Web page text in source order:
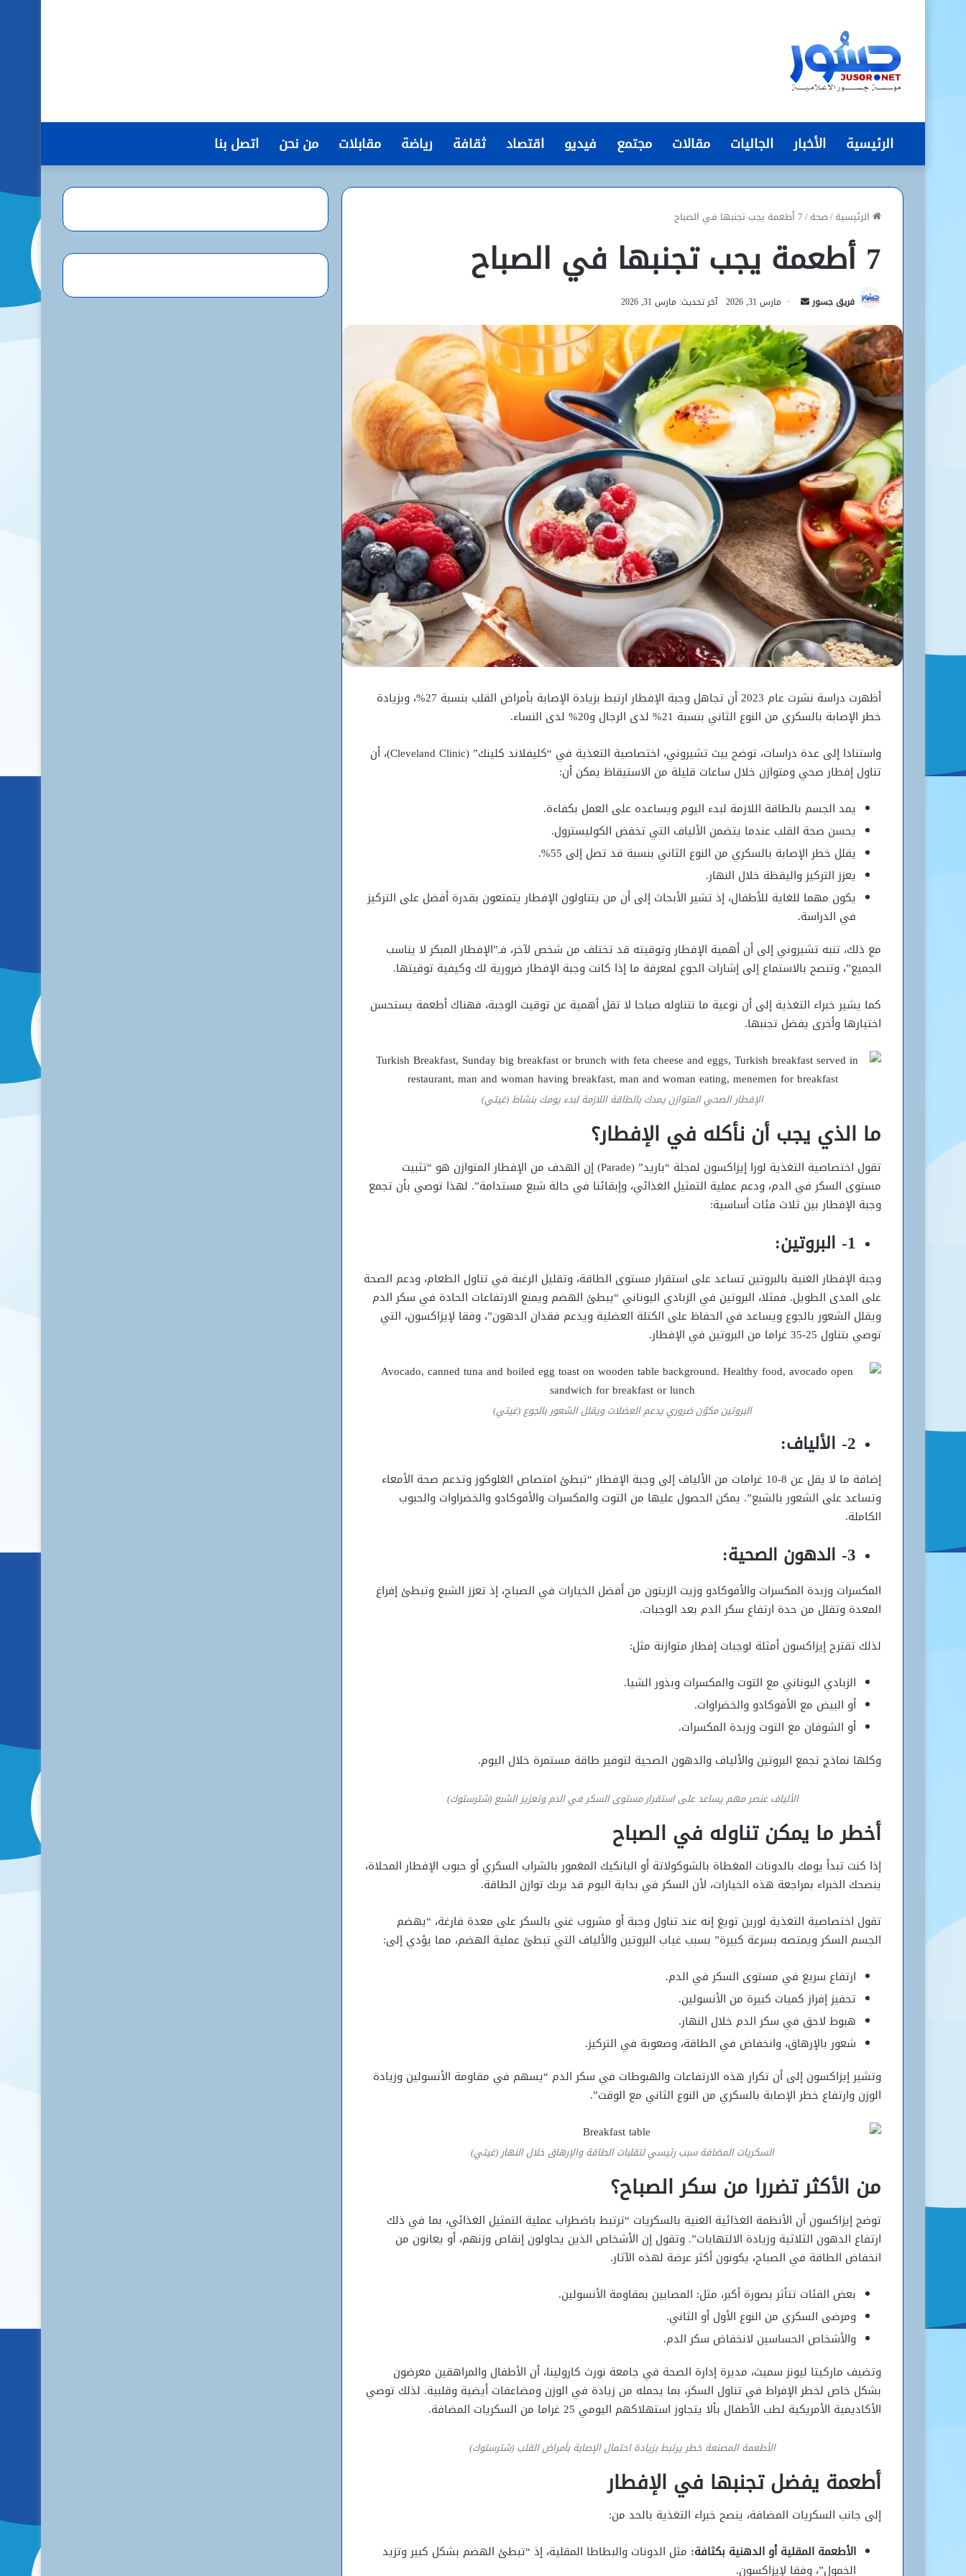
الرئيسية الأخبار الجاليات مقالات مجتمع فيديو اقتصاد ثقافة رياضة مقابلات من نحن اتصل بنا
الرئيسية/صحة/7 أطعمة يجب تجنبها في الصباح
7 أطعمة يجب تجنبها في الصباح
فريق جسور
أرسل
إلكترونيا
مارس 31, 2026 آخر تحديث: مارس 31, 2026
أظهرت دراسة نشرت عام 2023 أن تجاهل وجبة الإفطار ارتبط بزيادة الإصابة بأمراض القلب بنسبة 27%، وبزيادة
خطر الإصابة بالسكري من النوع الثاني بنسبة 21% لدى الرجال و20% لدى النساء.
واستنادا إلى عدة دراسات، توضح بيث تشيروني، اختصاصية التغذية في “كليفلاند كلينك” (Cleveland Clinic)، أن
تناول إفطار صحي ومتوازن خلال ساعات قليلة من الاستيقاظ يمكن أن:
يمد الجسم بالطاقة اللازمة لبدء اليوم ويساعده على العمل بكفاءة.
يحسن صحة القلب عندما يتضمن الألياف التي تخفض الكوليسترول.
يقلل خطر الإصابة بالسكري من النوع الثاني بنسبة قد تصل إلى 55%.
يعزز التركيز واليقظة خلال النهار.
يكون مهما للغاية للأطفال، إذ تشير الأبحاث إلى أن من يتناولون الإفطار يتمتعون بقدرة أفضل على التركيز
في الدراسة.
مع ذلك، تنبه تشيروني إلى أن أهمية الإفطار وتوقيته قد تختلف من شخص لآخر، فـ”الإفطار المبكر لا يناسب
الجميع”، وتنصح بالاستماع إلى إشارات الجوع لمعرفة ما إذا كانت وجبة الإفطار ضرورية لك وكيفية توقيتها.
كما يشير خبراء التغذية إلى أن نوعية ما نتناوله صباحا لا تقل أهمية عن توقيت الوجبة، فهناك أطعمة يستحسن
اختيارها وأخرى يفضل تجنبها.
الإفطار الصحي المتوازن يمدك بالطاقة اللازمة لبدء يومك بنشاط (غيتي)
ما الذي يجب أن نأكله في الإفطار؟
تقول اختصاصية التغذية لورا إيزاكسون لمجلة “باريد” (Parade) إن الهدف من الإفطار المتوازن هو “تثبيت
مستوى السكر في الدم، ودعم عملية التمثيل الغذائي، وإبقائنا في حالة شبع مستدامة”. لهذا توصي بأن تجمع
وجبة الإفطار بين ثلاث فئات أساسية:
1- البروتين:
وجبة الإفطار الغنية بالبروتين تساعد على استقرار مستوى الطاقة، وتقليل الرغبة في تناول الطعام، ودعم الصحة
على المدى الطويل. فمثلا، البروتين في الزبادي اليوناني “يبطئ الهضم ويمنع الارتفاعات الحادة في سكر الدم
ويقلل الشعور بالجوع ويساعد في الحفاظ على الكتلة العضلية ويدعم فقدان الدهون”، وفقا لإيزاكسون، التي
توصي بتناول 25-35 غراما من البروتين في الإفطار.
البروتين مكوّن ضروري يدعم العضلات ويقلل الشعور بالجوع (غيتي)
2- الألياف:
إضافة ما لا يقل عن 8-10 غرامات من الألياف إلى وجبة الإفطار “تبطئ امتصاص الغلوكوز وتدعم صحة الأمعاء
وتساعد على الشعور بالشبع”. يمكن الحصول عليها من التوت والمكسرات والأفوكادو والخضراوات والحبوب
الكاملة.
3- الدهون الصحية:
المكسرات وزبدة المكسرات والأفوكادو وزيت الزيتون من أفضل الخيارات في الصباح، إذ تعزز الشبع وتبطئ إفراغ
المعدة وتقلل من حدة ارتفاع سكر الدم بعد الوجبات.
لذلك تقترح إيزاكسون أمثلة لوجبات إفطار متوازنة مثل:
الزبادي اليوناني مع التوت والمكسرات وبذور الشيا.
أو البيض مع الأفوكادو والخضراوات.
أو الشوفان مع التوت وزبدة المكسرات.
وكلها نماذج تجمع البروتين والألياف والدهون الصحية لتوفير طاقة مستمرة خلال اليوم.
الألياف عنصر مهم يساعد على استقرار مستوى السكر في الدم وتعزيز الشبع (شترستوك)
أخطر ما يمكن تناوله في الصباح
إذا كنت تبدأ يومك بالدونات المغطاة بالشوكولاتة أو البانكيك المغمور بالشراب السكري أو حبوب الإفطار المحلاة،
ينصحك الخبراء بمراجعة هذه الخيارات، لأن السكر في بداية اليوم قد يربك توازن الطاقة.
تقول اختصاصية التغذية لورين تويغ إنه عند تناول وجبة أو مشروب غني بالسكر على معدة فارغة، “يهضم
الجسم السكر ويمتصه بسرعة كبيرة” بسبب غياب البروتين والألياف التي تبطئ عملية الهضم، مما يؤدي إلى:
ارتفاع سريع في مستوى السكر في الدم.
تحفيز إفراز كميات كبيرة من الأنسولين.
هبوط لاحق في سكر الدم خلال النهار.
شعور بالإرهاق، وانخفاض في الطاقة، وصعوبة في التركيز.
وتشير إيزاكسون إلى أن تكرار هذه الارتفاعات والهبوطات في سكر الدم “يسهم في مقاومة الأنسولين وزيادة
الوزن وارتفاع خطر الإصابة بالسكري من النوع الثاني مع الوقت”.
السكريات المضافة سبب رئيسي لتقلبات الطاقة والإرهاق خلال النهار (غيتي)
من الأكثر تضررا من سكر الصباح؟
توضح إيزاكسون أن الأنظمة الغذائية الغنية بالسكريات “ترتبط باضطراب عملية التمثيل الغذائي، بما في ذلك
ارتفاع الدهون الثلاثية وزيادة الالتهابات”. وتقول إن الأشخاص الذين يحاولون إنقاص وزنهم، أو يعانون من
انخفاض الطاقة في الصباح، يكونون أكثر عرضة لهذه الآثار.
بعض الفئات تتأثر بصورة أكبر، مثل: المصابين بمقاومة الأنسولين.
ومرضى السكري من النوع الأول أو الثاني.
والأشخاص الحساسين لانخفاض سكر الدم.
وتضيف ماركيتا ليونز سميث، مديرة إدارة الصحة في جامعة نورث كارولينا، أن الأطفال والمراهقين معرضون
بشكل خاص لخطر الإفراط في تناول السكر، بما يحمله من زيادة في الوزن ومضاعفات أيضية وقلبية. لذلك توصي
الأكاديمية الأمريكية لطب الأطفال بألا يتجاوز استهلاكهم اليومي 25 غراما من السكريات المضافة.
الأطعمة المصنعة خطر يرتبط بزيادة احتمال الإصابة بأمراض القلب (شترستوك)
أطعمة يفضل تجنبها في الإفطار
إلى جانب السكريات المضافة، ينصح خبراء التغذية بالحد من:
الأطعمة المقلية أو الدهنية بكثافة: مثل الدونات والبطاطا المقلية، إذ “تبطئ الهضم بشكل كبير وتزيد
الخمول”، وفقا لإيزاكسون.